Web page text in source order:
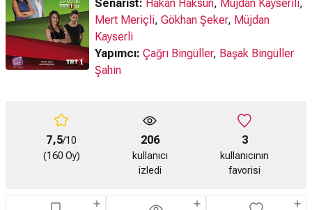
Senarist: Hakan Haksun, Müjdan Kayserili,
Mert Meriçli, Gökhan Şeker, Müjdan
Kayserli
Yapımcı: Çağrı Bingüller, Başak Bingüller
Şahin
7,5/10
(160 Oy)
206
kullanıcı
izledi
3
kullanıcının
favorisi